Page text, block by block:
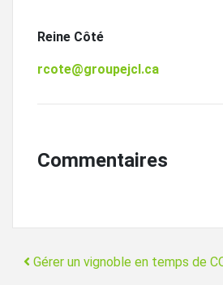
Reine Côté
rcote@groupejcl.ca
Commentaires
Navigation
Gérer un vignoble en temps de